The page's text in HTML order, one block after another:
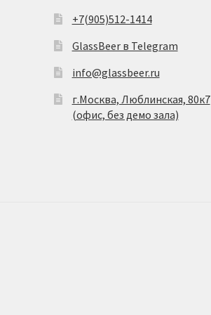
+7(905)512-1414
GlassBeer в Telegram
info@glassbeer.ru
г.Москва, Люблинская, 80к7
(офис, без демо зала)